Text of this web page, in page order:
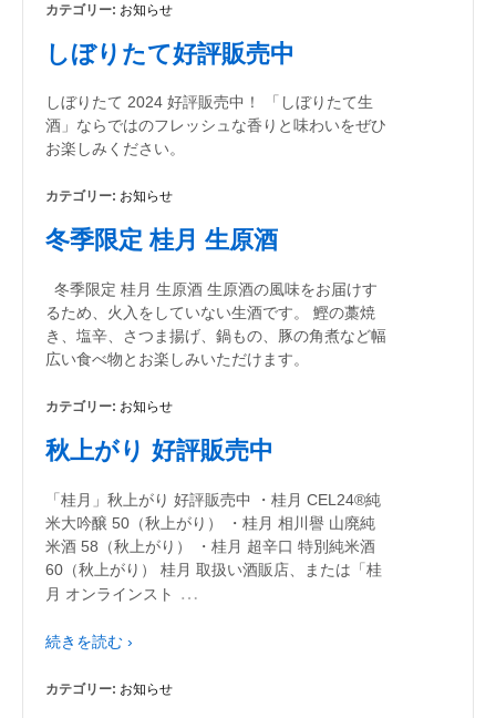
カテゴリー: お知らせ
しぼりたて好評販売中
しぼりたて 2024 好評販売中！ 「しぼりたて生
酒」ならではのフレッシュな香りと味わいをぜひ
お楽しみください。
カテゴリー: お知らせ
冬季限定 桂月 生原酒
冬季限定 桂月 生原酒 生原酒の風味をお届けす
るため、火入をしていない生酒です。 鰹の藁焼
き、塩辛、さつま揚げ、鍋もの、豚の角煮など幅
広い食べ物とお楽しみいただけます。
カテゴリー: お知らせ
秋上がり 好評販売中
「桂月」秋上がり 好評販売中 ・桂月 CEL24®純
米大吟醸 50（秋上がり） ・桂月 相川譽 山廃純
米酒 58（秋上がり） ・桂月 超辛口 特別純米酒
60（秋上がり） 桂月 取扱い酒販店、または「桂
月 オンラインスト
…
続きを読む ›
カテゴリー: お知らせ